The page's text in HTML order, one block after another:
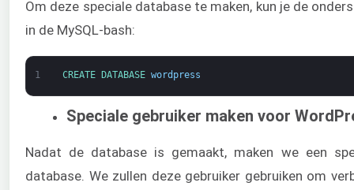
Om deze speciale database te maken, kun je de
in de MySQL-bash:
1 CREATE DATABASE wordpress
Speciale gebruiker maken voor
Nadat de database is gemaakt, maken we een
database. We zullen deze gebruiker gebruiken om